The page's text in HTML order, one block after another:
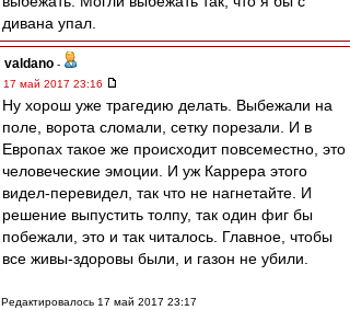
дивана упал.
valdano -
17 май 2017 23:16
Ну хорош уже трагедию делать. Выбежали на
поле, ворота сломали, сетку порезали. И в
Европах такое же происходит повсеместно, это
человеческие эмоции. И уж Каррера этого
видел-перевидел, так что не нагнетайте. И
решение выпустить толпу, так один фиг бы
побежали, это и так читалось. Главное, чтобы
все живы-здоровы были, и газон не убили.
Редактировалось 17 май 2017 23:17